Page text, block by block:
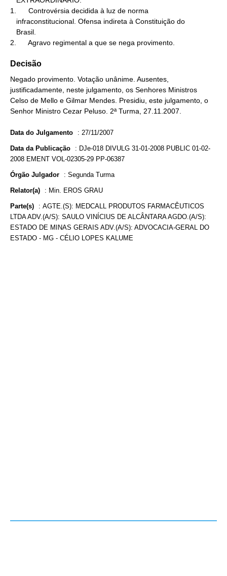
1.      Controvérsia decidida à luz de norma
2.      Agravo regimental a que se nega provimento.
Decisão
Negado provimento. Votação unânime. Ausentes,
justificadamente, neste julgamento, os Senhores Ministros
Celso de Mello e Gilmar Mendes. Presidiu, este julgamento, o
Senhor Ministro Cezar Peluso. 2ª Turma, 27.11.2007.
Data do Julgamento : 27/11/2007
Data da Publicação : DJe-018 DIVULG 31-01-2008 PUBLIC 01-02-
2008 EMENT VOL-02305-29 PP-06387
Órgão Julgador : Segunda Turma
Relator(a) : Min. EROS GRAU
Parte(s) : AGTE.(S): MEDCALL PRODUTOS FARMACÊUTICOS
LTDA ADV.(A/S): SAULO VINÍCIUS DE ALCÂNTARA AGDO.(A/S):
ESTADO DE MINAS GERAIS ADV.(A/S): ADVOCACIA-GERAL DO
ESTADO - MG - CÉLIO LOPES KALUME